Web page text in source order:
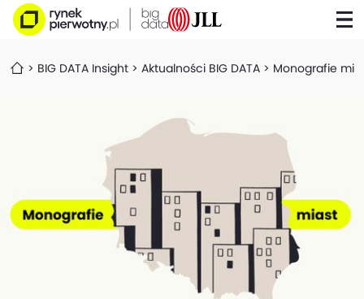
BIG DATA Insight Aktualności BIG DATA Monografie